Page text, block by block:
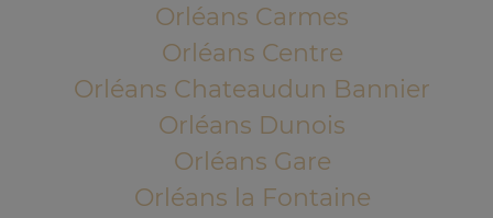
Orléans Carmes
Orléans Centre
Orléans Chateaudun Bannier
Orléans Dunois
Orléans Gare
Orléans la Fontaine